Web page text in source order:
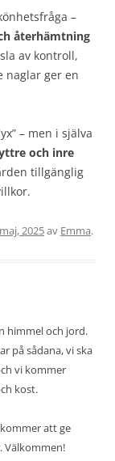
–
återhämtning
av kontroll,
naglar ger en
– men i själva
och inre
tillgänglig
2025av Emma.
himmel och jord.
på sådana, vi ska
vi kommer
kost.
att ge
Välkommen!